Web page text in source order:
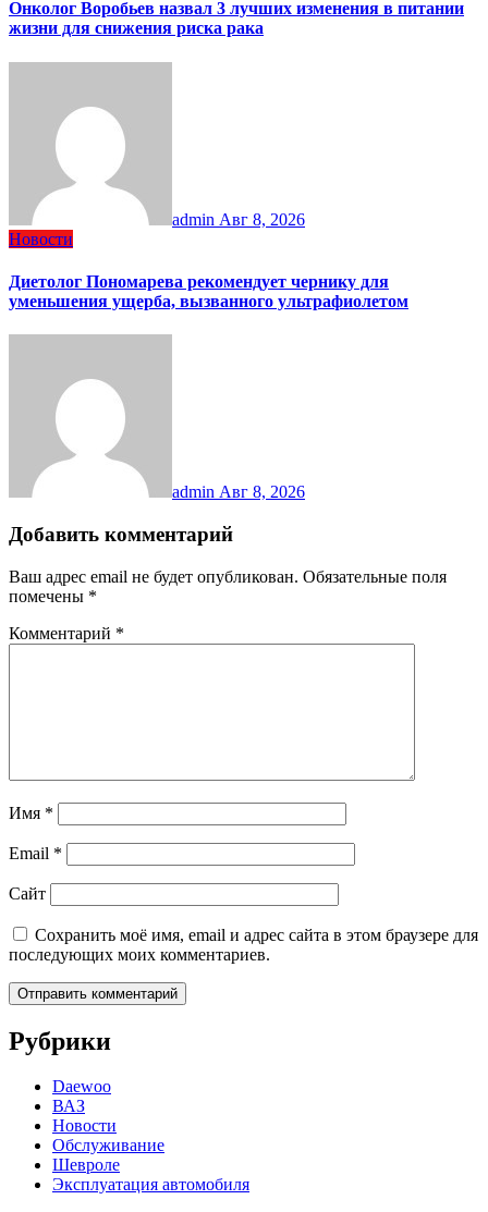
Онколог Воробьев назвал 3 лучших изменения в питании
жизни для снижения риска рака
admin Авг 8, 2026
Новости
Диетолог Пономарева рекомендует чернику для
уменьшения ущерба, вызванного ультрафиолетом
admin Авг 8, 2026
Добавить комментарий
Ваш адрес email не будет опубликован. Обязательные поля
помечены *
Комментарий *
Имя *
Email *
Сайт
Сохранить моё имя, email и адрес сайта в этом браузере для
последующих моих комментариев.
Рубрики
Daewoo
ВАЗ
Новости
Обслуживание
Шевроле
Эксплуатация автомобиля